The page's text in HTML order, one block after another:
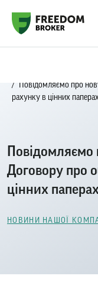
Повідомляємо про
рахунку в цінних
Повідомляємо
Договору про
цінних
НОВИНИ НАШОЇ